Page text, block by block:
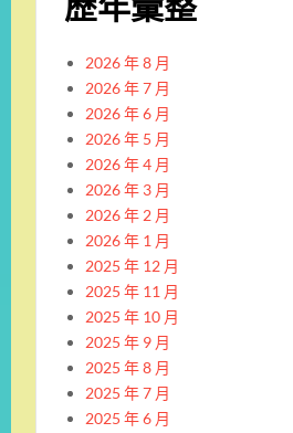
2026 年 8 月
2026 年 7 月
2026 年 6 月
2026 年 5 月
2026 年 4 月
2026 年 3 月
2026 年 2 月
2026 年 1 月
2025 年 12 月
2025 年 11 月
2025 年 10 月
2025 年 9 月
2025 年 8 月
2025 年 7 月
2025 年 6 月